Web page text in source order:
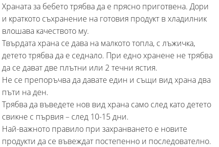
Храната за бебето трябва да е прясно приготвена. Дори
и краткото съхранение на готовия продукт в хладилник
влошава качеството му.
Твърдата храна се дава на малкото топла, с лъжичка,
детето трябва да е седнало. При едно хранене не трябва
да се дават две плътни или 2 течни ястия.
Не се препоръчва да давате един и същи вид храна два
пъти на ден.
Трябва да въведете нов вид храна само след като детето
свикне с първия – след 10-15 дни.
Най-важното правило при захранването е новите
продукти да се въвеждат постепенно и последователно.